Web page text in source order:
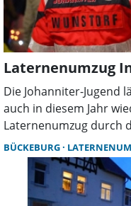
Laternenumzug
Die Johanniter-Jugend
auch in diesem Jahr
Laternenumzug durch
stimmungsvolle
November um 17 Uhr
Stiftskirche.
BÜCKEBURG